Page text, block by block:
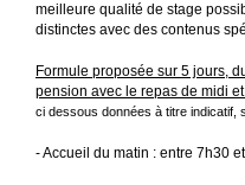
meilleure qualité de stage
distinctes avec des contenus
Formule proposée sur 5 jours,
pension avec le repas de midi
ci dessous données à titre indicatif,
- Accueil du matin : entre 7h30